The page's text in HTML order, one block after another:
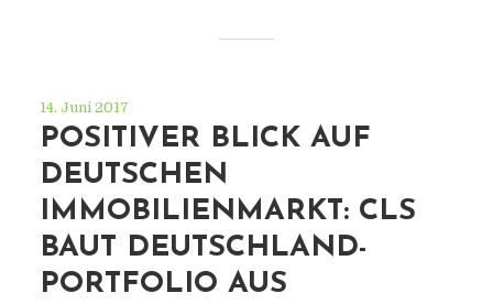
14. Juni 2017
POSITIVER BLICK AUF
DEUTSCHEN
IMMOBILIENMARKT: CLS
BAUT DEUTSCHLAND-
PORTFOLIO AUS